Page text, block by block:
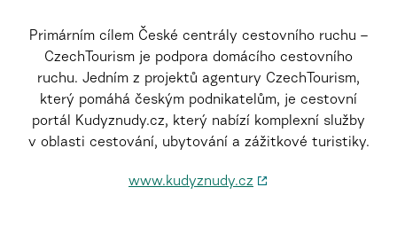
Primárním cílem České centrály cestovního ruchu –
CzechTourism je podpora domácího cestovního
ruchu. Jedním z projektů agentury CzechTourism,
který pomáhá českým podnikatelům, je cestovní
portál Kudyznudy.cz, který nabízí komplexní služby
v oblasti cestování, ubytování a zážitkové turistiky.
www.kudyznudy.cz